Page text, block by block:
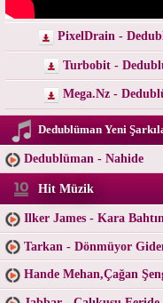
PixelDrain -
Turbobit -
Mega.Nz -
Dedublüman Yeni
Dedublüman - Nahide
Hit Müzik
Ilker James - Kara
Tarkan - Dönmüyor
Hande Mehan,Çağan